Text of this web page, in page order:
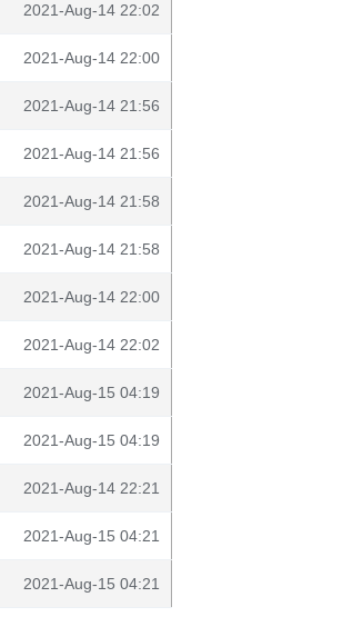
2021-Aug-14 22:02
2021-Aug-14 22:00
2021-Aug-14 21:56
2021-Aug-14 21:56
2021-Aug-14 21:58
2021-Aug-14 21:58
2021-Aug-14 22:00
2021-Aug-14 22:02
2021-Aug-15 04:19
2021-Aug-15 04:19
2021-Aug-14 22:21
2021-Aug-15 04:21
2021-Aug-15 04:21